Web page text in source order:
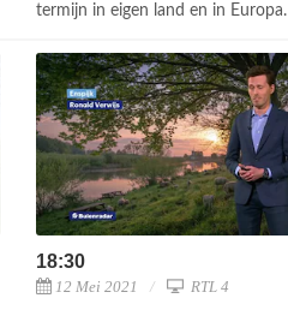
termijn in eigen land en in Europa.
18:30
12 Mei 2021 RTL 4